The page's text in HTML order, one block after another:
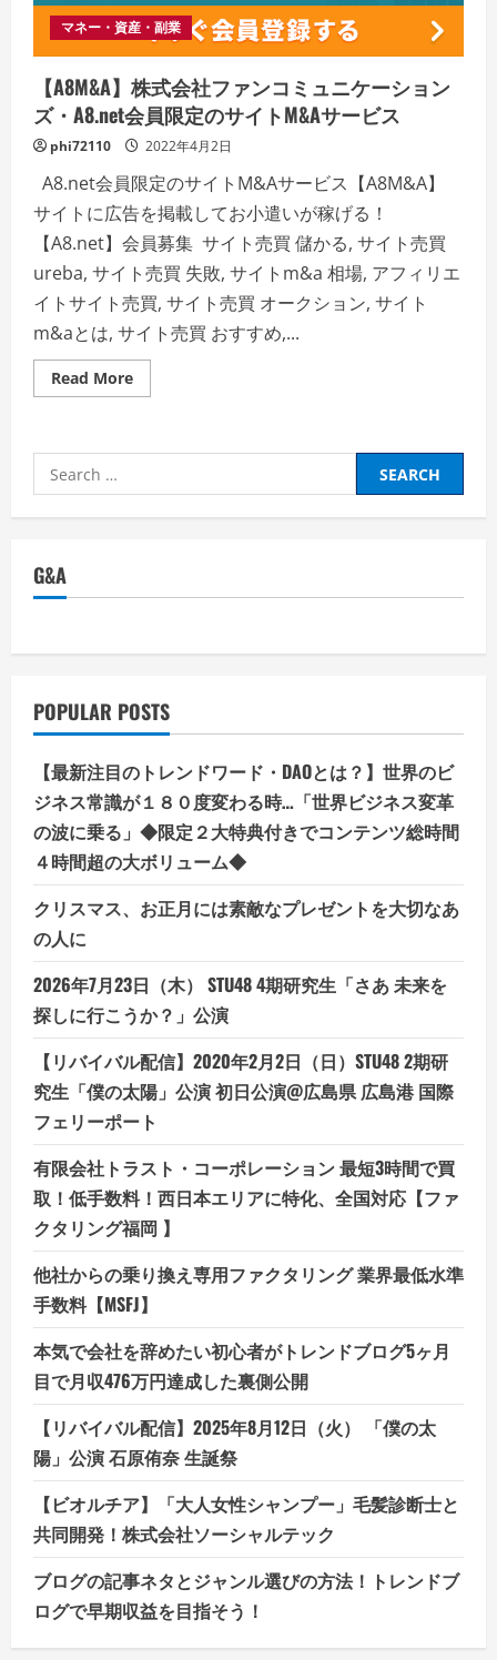
マネー・資産・副業
【A8M&A】株式会社ファンコミュニケーション
ズ・A8.net会員限定のサイトM&Aサービス
phi72110 2022年4月2日
A8.net会員限定のサイトM&Aサービス【A8M&A】
サイトに広告を掲載してお小遣いが稼げる！
【A8.net】会員募集 サイト売買 儲かる, サイト売買
ureba, サイト売買 失敗, サイトm&a 相場, アフィリエ
イトサイト売買, サイト売買 オークション, サイト
m&aとは, サイト売買 おすすめ,...
Read MoreRead
more
式
フ
ァ
ニ
ョ
A8.net
会
員
定
の
サ
イ
ト
M&A
サ
ー
ビ
ス
Search
for:
G&A
POPULAR POSTS
【最新注目のトレンドワード・DAOとは？】世界のビ
ジネス常識が１８０度変わる時…「世界ビジネス変革
の波に乗る」◆限定２大特典付きでコンテンツ総時間
４時間超の大ボリューム◆
クリスマス、お正月には素敵なプレゼントを大切なあ
の人に
2026年7月23日（木） STU48 4期研究生「さあ 未来を
探しに行こうか？」公演
【リバイバル配信】2020年2月2日（日）STU48 2期研
究生「僕の太陽」公演 初日公演@広島県 広島港 国際
フェリーポート
有限会社トラスト・コーポレーション 最短3時間で買
取！低手数料！西日本エリアに特化、全国対応【ファ
クタリング福岡 】
他社からの乗り換え専用ファクタリング 業界最低水準
手数料【MSFJ】
本気で会社を辞めたい初心者がトレンドブログ5ヶ月
目で月収476万円達成した裏側公開
【リバイバル配信】2025年8月12日（火） 「僕の太
陽」公演 石原侑奈 生誕祭
【ビオルチア】「大人女性シャンプー」毛髪診断士と
共同開発！株式会社ソーシャルテック
ブログの記事ネタとジャンル選びの方法！トレンドブ
ログで早期収益を目指そう！